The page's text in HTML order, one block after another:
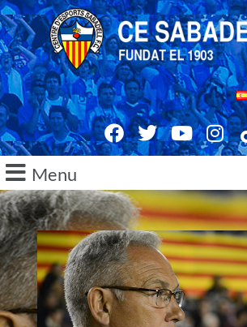
Menu